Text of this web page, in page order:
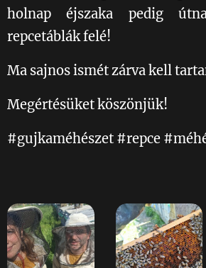
holnap éjszaka pedig
repcetáblák felé! 🌼☀️💛
Ma sajnos ismét zárva kell
Megértésüket köszönjük!💛
#gujkaméhészet #repce